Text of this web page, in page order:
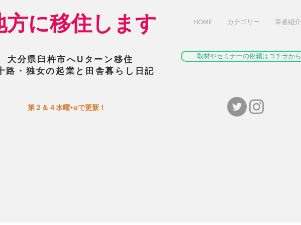
HOME カテゴリー 筆者紹介
方に移住します
大分県臼杵市へUターン移住
路・独女の起業と田舎暮らし日記
取材やセミナーの依頼はコチラから
​第２＆４水曜+αで更新！